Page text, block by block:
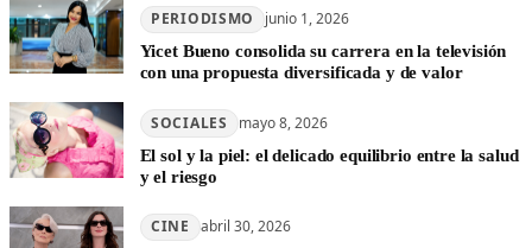
PERIODISMO junio 1, 2026
Yicet Bueno consolida su carrera en la televisión
con una propuesta diversificada y de valor
SOCIALES mayo 8, 2026
El sol y la piel: el delicado equilibrio entre la salud
y el riesgo
CINE abril 30, 2026